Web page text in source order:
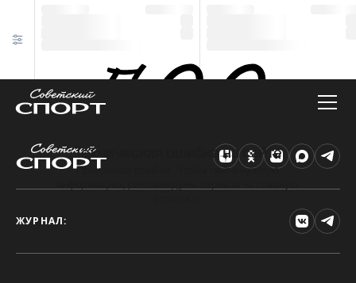
Техническая ошибка на сайте
Произошла ошибка. Чтобы найти нужную
ЖУРНАЛ: